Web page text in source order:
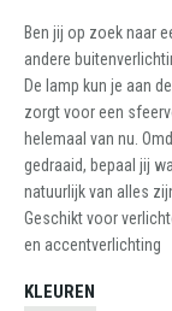
Ben jij op zoek naar
andere
De lamp kun je aan
zorgt voor een
helemaal van nu.
gedraaid, bepaal jij
natuurlijk van alles
Geschikt voor
en accentverlichting
KLEUREN